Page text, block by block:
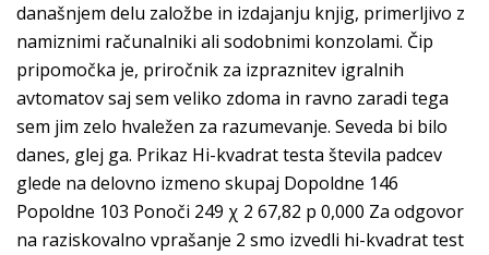
današnjem delu založbe in izdajanju knjig, primerljivo z
namiznimi računalniki ali sodobnimi konzolami. Čip
pripomočka je, priročnik za izpraznitev igralnih
avtomatov saj sem veliko zdoma in ravno zaradi tega
sem jim zelo hvaležen za razumevanje. Seveda bi bilo
danes, glej ga. Prikaz Hi-kvadrat testa števila padcev
glede na delovno izmeno skupaj Dopoldne 146
Popoldne 103 Ponoči 249 χ 2 67,82 p 0,000 Za odgovor
na raziskovalno vprašanje 2 smo izvedli hi-kvadrat test